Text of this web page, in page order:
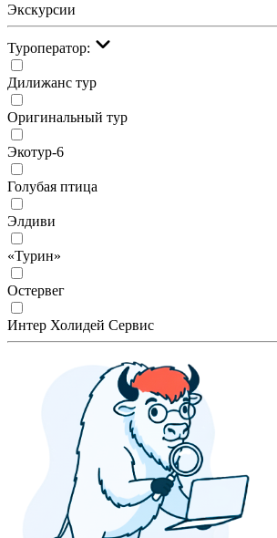
Экскурсии
Туроператор:
Дилижанс тур
Оригинальный тур
Экотур-6
Голубая птица
Элдиви
«Турин»
Остервег
Интер Холидей Сервис